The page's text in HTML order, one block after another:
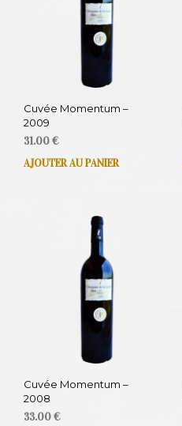
Cuvée Momentum –
2009
31.00€
AJOUTER AU PANIER
Cuvée Momentum –
2008
33.00€